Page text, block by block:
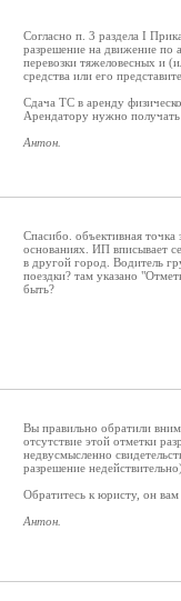
Согласно п. 3 раздела I
разрешение на движение по
перевозки тяжеловесных и
средства или его
Сдача ТС в аренду
Арендатору нужно получать
Антон.
Спасибо. объективная
основаниях. ИП вписывает
в другой город. Водитель
поездки? там указано
быть?
Вы правильно обратили
отсутствие этой отметки
недвусмысленно
разрешение
Обратитесь к юристу, он вам
Антон.